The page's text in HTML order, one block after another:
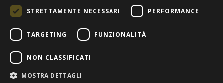
STRETTAMENTE NECESSARI
PERFORMANCE
TARGETING FUNZIONALITÀ
NON CLASSIFICATI
MOSTRA DETTAGLI